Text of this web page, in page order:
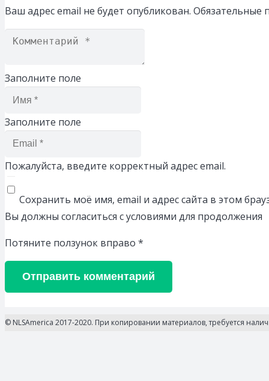
Ваш адрес email не будет опубликован. Обязательные
Заполните поле
Заполните поле
Пожалуйста, введите корректный адрес email.
Сохранить моё имя, email и адрес сайта в этом
Вы должны согласиться с условиями для продолжения
Потяните ползунок вправо *
Отправить комментарий
© NLSAmerica 2017-2020. При копировании материалов, требуется